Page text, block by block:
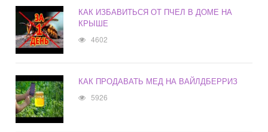
КАК ИЗБАВИТЬСЯ ОТ ПЧЕЛ В ДОМЕ НА
КРЫШЕ
4602
КАК ПРОДАВАТЬ МЕД НА ВАЙЛДБЕРРИЗ
5926